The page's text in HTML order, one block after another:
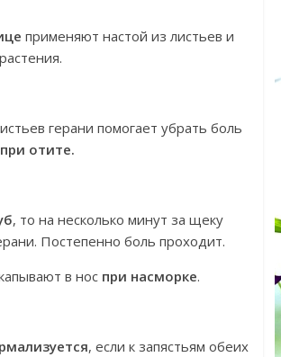
применяют настой из листьев и
герани помогает убрать боль
при отите.
, то на несколько минут за щеку
Постепенно боль проходит.
в нос при насморке.
, если к запястьям обеих